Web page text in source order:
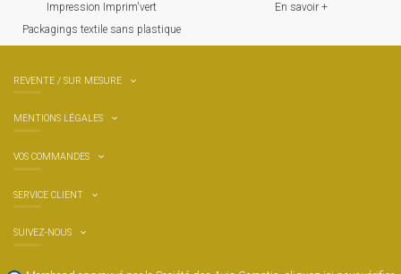
Impression Imprim'vert
Packagings textile sans plastique
En savoir +
REVENTE / SUR MESURE
MENTIONS LÉGALES
VOS COMMANDES
SERVICE CLIENT
SUIVEZ-NOUS